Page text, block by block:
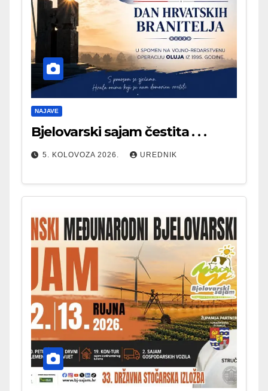
NAJAVE
Bjelovarski sajam čestita . . .
5. KOLOVOZA 2026. UREDNIK